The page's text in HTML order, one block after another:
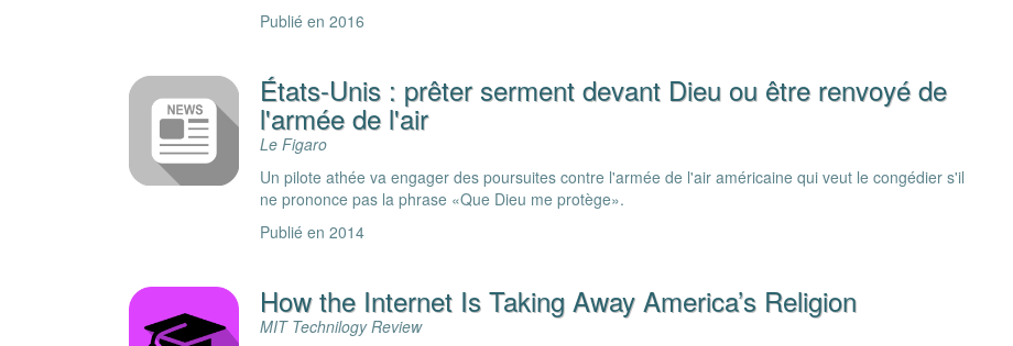
Publié en 2016
États-Unis : prêter serment devant Dieu ou être renvoyé de
l'armée de l'air
Le Figaro
Un pilote athée va engager des poursuites contre l'armée de l'air américaine qui veut le congédier s'il
ne prononce pas la phrase «Que Dieu me protège».
Publié en 2014
How the Internet Is Taking Away America’s Religion
MIT Technilogy Review